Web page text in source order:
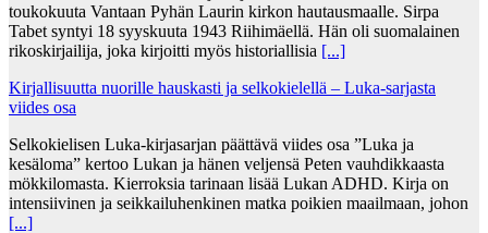
toukokuuta Vantaan Pyhän Laurin kirkon hautausmaalle. Sirpa
Tabet syntyi 18 syyskuuta 1943 Riihimäellä. Hän oli suomalainen
rikoskirjailija, joka kirjoitti myös historiallisia [...]
Kirjallisuutta nuorille hauskasti ja selkokielellä – Luka-sarjasta
viides osa
Selkokielisen Luka-kirjasarjan päättävä viides osa ”Luka ja
kesäloma” kertoo Lukan ja hänen veljensä Peten vauhdikkaasta
mökkilomasta. Kierroksia tarinaan lisää Lukan ADHD. Kirja on
intensiivinen ja seikkailuhenkinen matka poikien maailmaan, johon
[...]